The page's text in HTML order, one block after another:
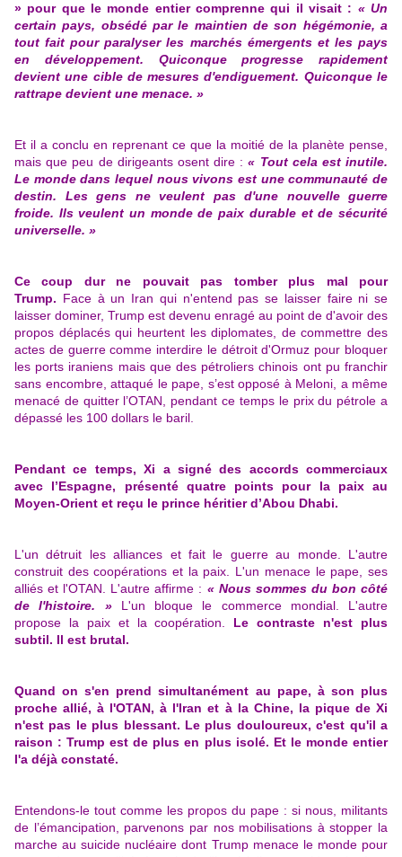
» pour que le monde entier comprenne qui il visait : « Un
certain pays, obsédé par le maintien de son hégémonie, a
tout fait pour paralyser les marchés émergents et les pays
en développement. Quiconque progresse rapidement
devient une cible de mesures d'endiguement. Quiconque le
rattrape devient une menace. »
Et il a conclu en reprenant ce que la moitié de la planète pense,
mais que peu de dirigeants osent dire :« Tout cela est inutile.
Le monde dans lequel nous vivons est une communauté de
destin. Les gens ne veulent pas d'une nouvelle guerre
froide. Ils veulent un monde de paix durable et de sécurité
universelle. »
Ce coup dur ne pouvait pas tomber plus mal pour
Trump. Face à un Iran qui n'entend pas se laisser faire ni se
laisser dominer, Trump est devenu enragé au point de d'avoir des
propos déplacés qui heurtent les diplomates, de commettre des
actes de guerre comme interdire le détroit d'Ormuz pour bloquer
les ports iraniens mais que des pétroliers chinois ont pu franchir
sans encombre, attaqué le pape, s’est opposé à Meloni, a même
menacé de quitter l’OTAN, pendant ce temps le prix du pétrole a
dépassé les 100 dollars le baril.
Pendant ce temps, Xi a signé des accords commerciaux
avec l’Espagne, présenté quatre points pour la paix au
Moyen-Orient et reçu le prince héritier d’Abou Dhabi.
L'un détruit les alliances et fait le guerre au monde. L'autre
construit des coopérations et la paix. L'un menace le pape, ses
alliés et l'OTAN. L'autre affirme : « Nous sommes du bon côté
de l'histoire. »L'un bloque le commerce mondial. L'autre
propose la paix et la coopération. Le contraste n'est plus
subtil. Il est brutal.
Quand on s'en prend simultanément au pape, à son plus
proche allié, à l'OTAN, à l'Iran et à la Chine, la pique de Xi
n'est pas le plus blessant. Le plus douloureux, c'est qu'il a
raison : Trump est de plus en plus isolé. Et le monde entier
l'a déjà constaté.
Entendons-le tout comme les propos du pape : si nous, militants
de l’émancipation, parvenons par nos mobilisations à stopper la
marche au suicide nucléaire dont Trump menace le monde pour